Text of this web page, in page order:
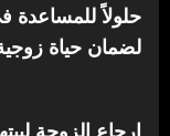
حلولاً للمساعدة
لضمان حياة
ارجاع الزوجة